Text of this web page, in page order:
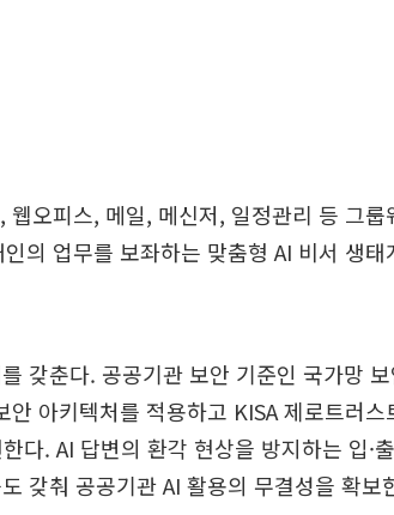
오피스, 메일, 메신저, 일정관리 등 그룹
의 업무를 보좌하는 맞춤형 AI 비서 생태
갖춘다. 공공기관 보안 기준인 국가망
아키텍처를 적용하고 KISA 제로트러스
다. AI 답변의 환각 현상을 방지하는 입·
갖춰 공공기관 AI 활용의 무결성을 확보